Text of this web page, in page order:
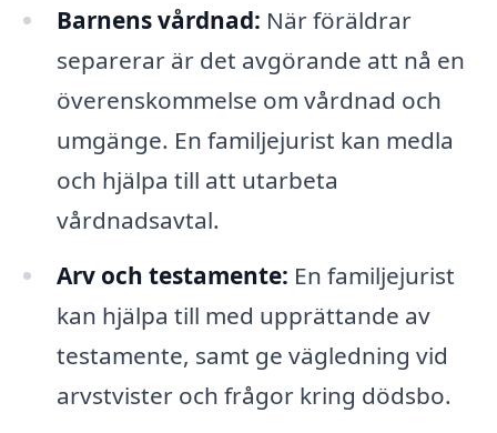
Barnens vårdnad: När föräldrar
separerar är det avgörande att nå en
överenskommelse om vårdnad och
umgänge. En familjejurist kan medla
och hjälpa till att utarbeta
vårdnadsavtal.
Arv och testamente: En familjejurist
kan hjälpa till med upprättande av
testamente, samt ge vägledning vid
arvstvister och frågor kring dödsbo.